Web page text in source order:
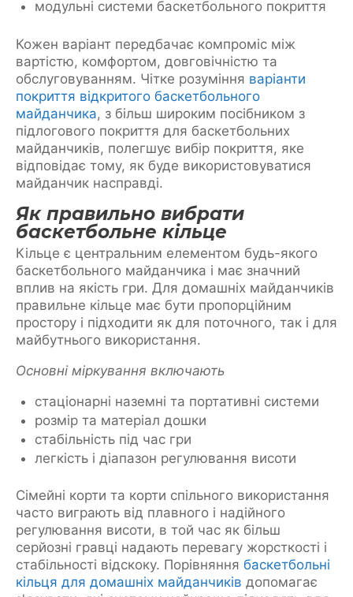
модульні системи баскетбольного покриття
Кожен варіант передбачає компроміс між
вартістю, комфортом, довговічністю та
обслуговуванням. Чітке розуміння варіанти
покриття відкритого баскетбольного
майданчика, з більш широким посібником з
підлогового покриття для баскетбольних
майданчиків, полегшує вибір покриття, яке
відповідає тому, як буде використовуватися
майданчик насправді.
Як правильно вибрати
баскетбольне кільце
Кільце є центральним елементом будь-якого
баскетбольного майданчика і має значний
вплив на якість гри. Для домашніх майданчиків
правильне кільце має бути пропорційним
простору і підходити як для поточного, так і для
майбутнього використання.
Основні міркування включають
стаціонарні наземні та портативні системи
розмір та матеріал дошки
стабільність під час гри
легкість і діапазон регулювання висоти
Сімейні корти та корти спільного використання
часто виграють від плавного і надійного
регулювання висоти, в той час як більш
серйозні гравці надають перевагу жорсткості і
стабільності відскоку. Порівняння баскетбольні
кільця для домашніх майданчиків допомагає